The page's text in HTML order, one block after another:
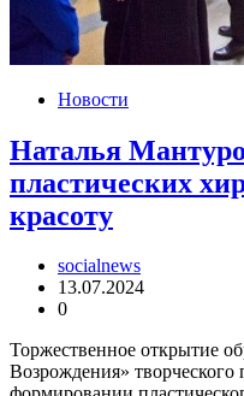
Новости
Наталья
пластических
красоту
socialnews
13.07.2024
0
Торжественное открытие
Возрождения» творческого